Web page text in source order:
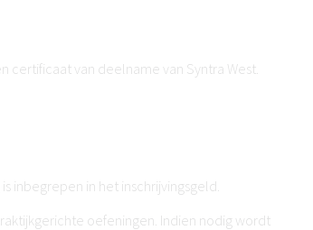
certificaat van deelname van Syntra West.
inbegrepen in het inschrijvingsgeld.
oefeningen. Indien nodig wordt